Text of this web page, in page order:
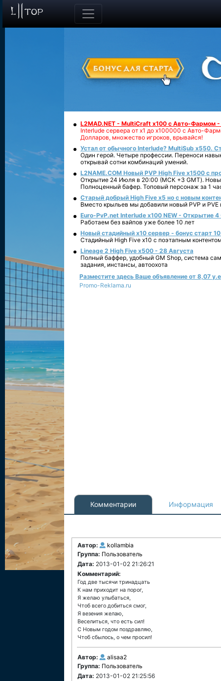
L2MAD.NET - MultiCraft x100 с Авто-Фармом
Interlude сервера от х1 до х100000 с Авто-
Долларов, множество игроков, врывайся!
Устал от обычного Interlude? MultiSub x550.
Один герой. Четыре профессии. Переноси
открывай сотни комбинаций умений.
L2NAME.COM Новый PVP High Five x1500 с
Открытие 24 Июля в 20:00 (МСК +3 GMT).
Полноценный бафер. Топовый персонаж за 1
Старый добрый High Five x5 но с новым
Вместо крыльев мы добавили новый PVP и PVE
Euro-PvP.net Interlude х100 NEW - Открытие 4
Работаем без вайпов уже более 10 лет
Новый стадийный х10 сервер - бонус старт
Стадийный High Five x10 с поэтапным
Lineage 2 High Five x500 - 28 Августа
Полный баффер, удобный GM Shop, система
задания, инстансы, автоохота
Разместите здесь Ваше объявление от 8,07
Promo-Reklama.ru
Комментарии Информация
Автор:
kollambia
Группа: Пользователь
Дата: 2013-01-02 21:26:21
Комментарий:
Год две тысячи тринадцать
К нам приходит на порог,
Я желаю улыбаться,
Чтоб всего добиться смог,
Я везения желаю,
Веселиться, что есть сил!
С Новым годом поздравляю,
Чтоб сбылось, о чем просил!
Автор:
alisaa2
Группа: Пользователь
Дата: 2013-01-02 21:25:56